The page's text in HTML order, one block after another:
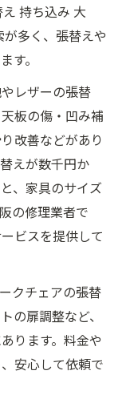
持ち込み 大
多く、張替えや
す。
レザーの張替
板の傷・凹み補
改善などがあり
えが数千円か
、家具のサイズ
の修理業者で
ビスを提供して
クチェアの張替
の扉調整など、
ります。料金や
安心して依頼で